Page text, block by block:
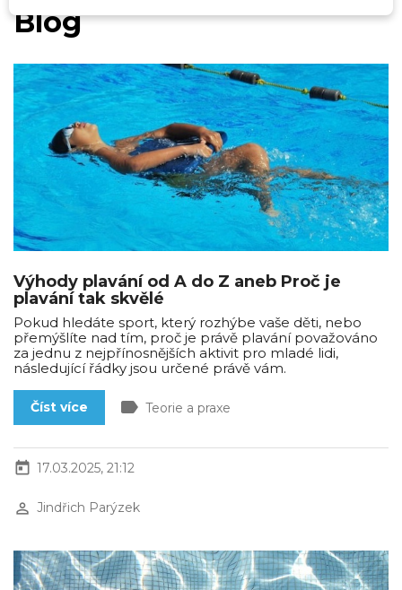
Blog
Výhody plavání od A do Z aneb Proč je
plavání tak skvělé
Pokud hledáte sport, který rozhýbe vaše děti, nebo
přemýšlíte nad tím, proč je právě plavání považováno
za jednu z nejpřínosnějších aktivit pro mladé lidi,
následující řádky jsou určené právě vám.
Číst více label Teorie a praxe
today 17.03.2025, 21:12
perm_identity Jindřich Parýzek